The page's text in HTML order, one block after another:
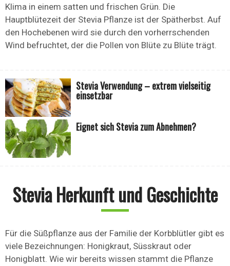
Klima in einem satten und frischen Grün. Die
Hauptblütezeit der Stevia Pflanze ist der Spätherbst. Auf
den Hochebenen wird sie durch den vorherrschenden
Wind befruchtet, der die Pollen von Blüte zu Blüte trägt.
Stevia Verwendung – extrem vielseitig
einsetzbar
Eignet sich Stevia zum Abnehmen?
Stevia Herkunft und Geschichte
Für die Süßpflanze aus der Familie der Korbblütler gibt es
viele Bezeichnungen: Honigkraut, Süsskraut oder
Honigblatt. Wie wir bereits wissen stammt die Pflanze